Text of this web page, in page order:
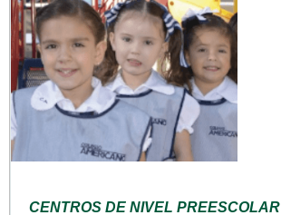
CENTROS DE NIVEL PREESCOLAR